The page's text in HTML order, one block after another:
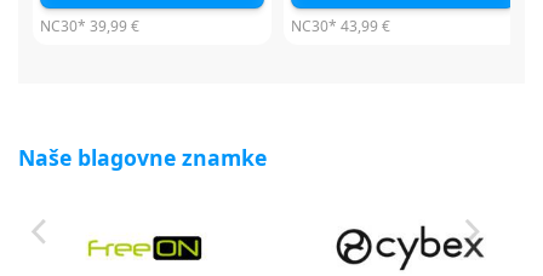
NC30* 39,99 € NC30* 43,99 €
Naše blagovne znamke